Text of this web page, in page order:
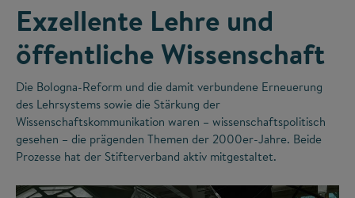
Exzellente Lehre und
öffentliche Wissenschaft
Die Bologna-Reform und die damit verbundene Erneuerung
des Lehrsystems sowie die Stärkung der
Wissenschaftskommunikation waren – wissenschaftspolitisch
gesehen – die prägenden Themen der 2000er-Jahre. Beide
Prozesse hat der Stifterverband aktiv mitgestaltet.